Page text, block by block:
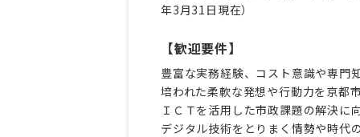
年3月31日現在）
【歓迎要件】
豊富な実務経験、コスト意識や専門
培われた柔軟な発想や行動力を京都
ＩＣＴを活用した市政課題の解決に
デジタル技術をとりまく情勢や時代